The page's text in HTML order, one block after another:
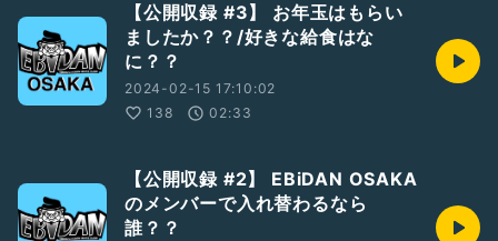
【公開収録 #3】 お年玉はもらい
ましたか？？/好きな給食はな
に？？
2024-02-15 17:10:02
138
02:33
【公開収録 #2】 EBiDAN OSAKA
のメンバーで入れ替わるなら
誰？？